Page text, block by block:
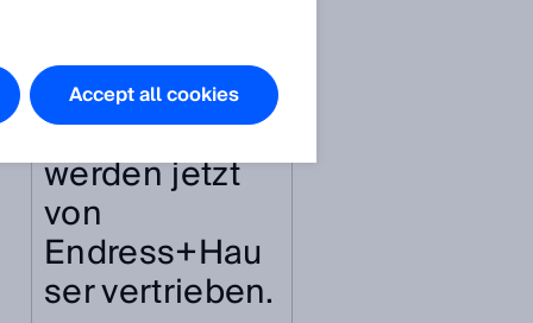
Artikel
genannten
Produkte
werden jetzt
von
Endress+Hau
ser vertrieben.
Accept all cookies